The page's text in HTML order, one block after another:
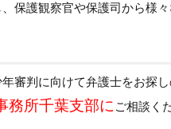
保護観察官や保護司から様
審判に向けて弁護士をお探
務所千葉支部にご相談く